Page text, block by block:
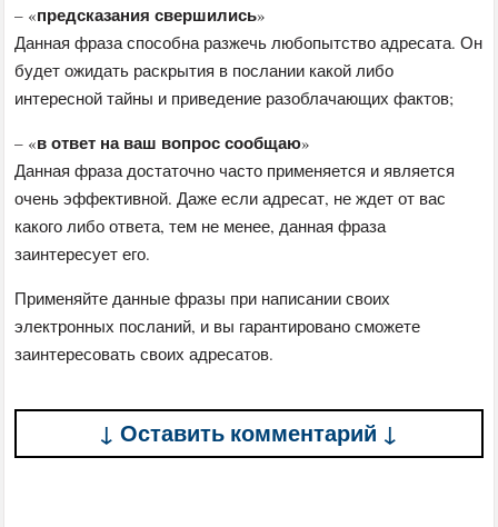
– «предсказания свершились»
Данная фраза способна разжечь любопытство адресата. Он
будет ожидать раскрытия в послании какой либо
интересной тайны и приведение разоблачающих фактов;
– «в ответ на ваш вопрос сообщаю»
Данная фраза достаточно часто применяется и является
очень эффективной. Даже если адресат, не ждет от вас
какого либо ответа, тем не менее, данная фраза
заинтересует его.
Применяйте данные фразы при написании своих
электронных посланий, и вы гарантировано сможете
заинтересовать своих адресатов.
↓ Оставить комментарий ↓